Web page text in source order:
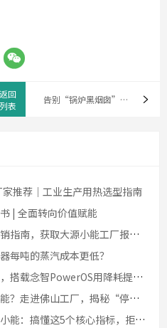

返回
列表
告别“锅炉黑烟囱”时代：模块蒸汽能机如何重塑工业动力
推荐｜工业生产用热选型指南
| 全面转向价值赋能
广东燃气电蒸汽发生器厂家直销指南，获取大源小能工厂报价方案？
每吨的蒸汽成本更低？
选模块蒸汽锅炉必选大源小能，搭载念智PowerOS用降耗提效征服生产企业老板
模块化蒸汽设备，必选大源小能？走进佛山工厂，揭秘“停机不停产”的底气
模块化蒸汽发生器，必选大源小能：搞懂这5个核心指标，拒绝为无效能耗买单